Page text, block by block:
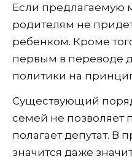
Если предлагаемую
родителям не
ребенком. Кроме
первым в переводе
политики на
Существующий
семей не позволяет
полагает депутат. В
значится даже